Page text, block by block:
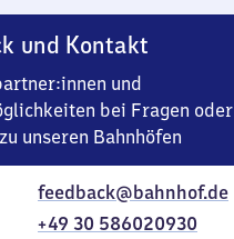
Uhr
und Kontakt
und
bei Fragen oder
unseren Bahnhöfen
feedback@bahnhof.de
+49 30 586020930